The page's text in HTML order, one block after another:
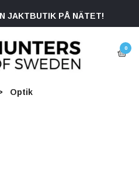
JAKTBUTIK PÅ NÄTET!
0
Optik